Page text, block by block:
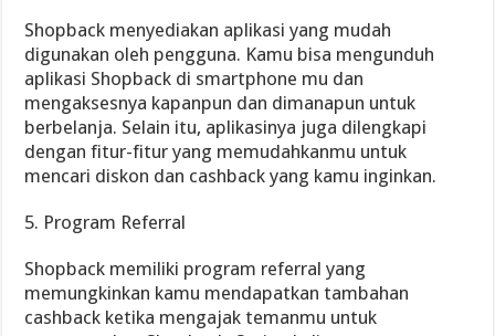
Shopback menyediakan aplikasi yang mudah
digunakan oleh pengguna. Kamu bisa mengunduh
aplikasi Shopback di smartphone mu dan
mengaksesnya kapanpun dan dimanapun untuk
berbelanja. Selain itu, aplikasinya juga dilengkapi
dengan fitur-fitur yang memudahkanmu untuk
mencari diskon dan cashback yang kamu inginkan.
5. Program Referral
Shopback memiliki program referral yang
memungkinkan kamu mendapatkan tambahan
cashback ketika mengajak temanmu untuk